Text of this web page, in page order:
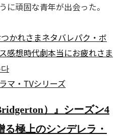
に頑固な青年が出会った。
かれさまネタバレパク・ボ
感想時代劇本当にお疲れさま
マ・TVシリーズ
）』シーズン4
極上のシンデレラ・